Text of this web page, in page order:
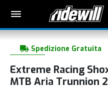
Spedizione Gratuita
Extreme Racing
MTB Aria Trunnion